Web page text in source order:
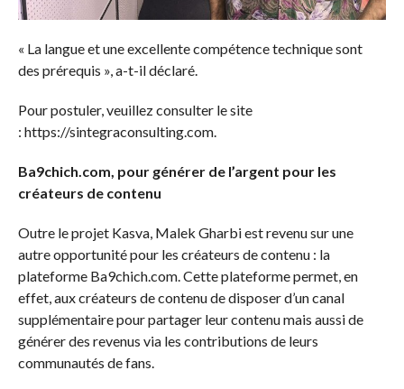
« La langue et une excellente compétence technique sont
des prérequis », a-t-il déclaré.
Pour postuler, veuillez consulter le site
: https://sintegraconsulting.com.
Ba9chich.com, pour générer de l’argent pour les
créateurs de contenu
Outre le projet Kasva, Malek Gharbi est revenu sur une
autre opportunité pour les créateurs de contenu : la
plateforme Ba9chich.com. Cette plateforme permet, en
effet, aux créateurs de contenu de disposer d’un canal
supplémentaire pour partager leur contenu mais aussi de
générer des revenus via les contributions de leurs
communautés de fans.